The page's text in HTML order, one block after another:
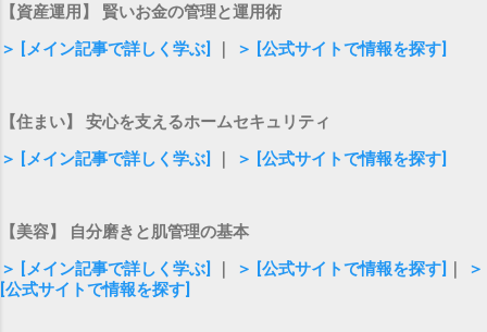
【資産運用】 賢いお金の管理と運用術
＞ [メイン記事で詳しく学ぶ]
＞ [公式サイトで情報を探す]
【住まい】 安心を支えるホームセキュリティ
＞ [メイン記事で詳しく学ぶ]
＞ [公式サイトで情報を探す]
【美容】 自分磨きと肌管理の基本
＞ [メイン記事で詳しく学ぶ]
＞ [公式サイトで情報を探す]
＞
[公式サイトで情報を探す]